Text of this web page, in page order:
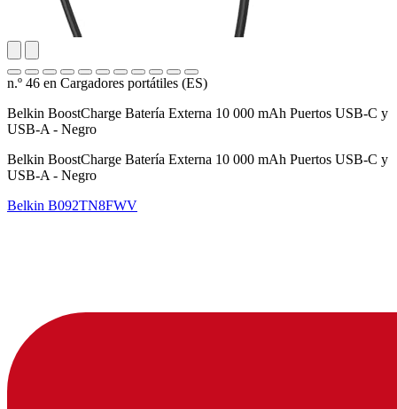
n.º 46 en Cargadores portátiles (ES)
Belkin BoostCharge Batería Externa 10 000 mAh Puertos USB-C y
USB-A - Negro
Belkin BoostCharge Batería Externa 10 000 mAh Puertos USB-C y
USB-A - Negro
Belkin B092TN8FWV